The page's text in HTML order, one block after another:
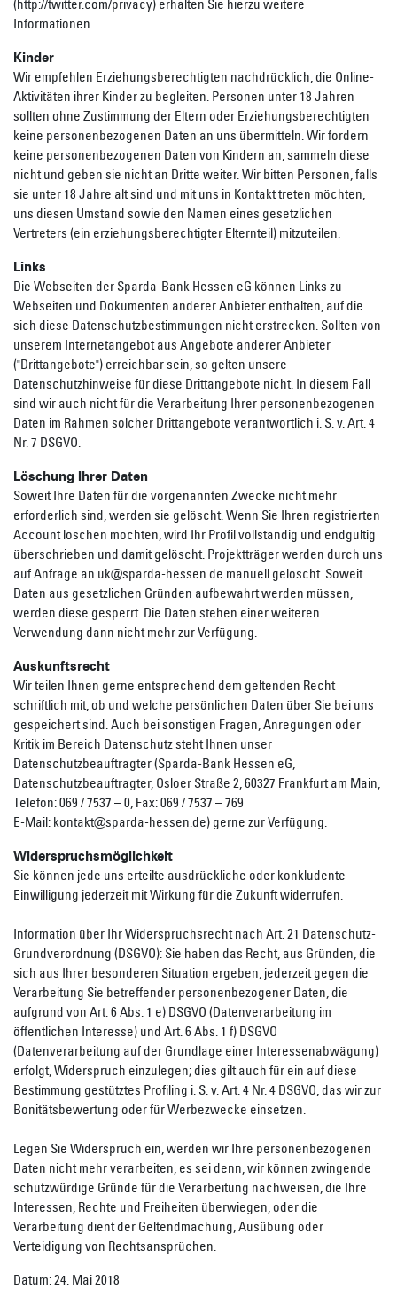
(http://twitter.com/privacy) erhalten Sie hierzu weitere
Informationen.
Kinder
Wir empfehlen Erziehungsberechtigten nachdrücklich, die Online-
Aktivitäten ihrer Kinder zu begleiten. Personen unter 18 Jahren
sollten ohne Zustimmung der Eltern oder Erziehungsberechtigten
keine personenbezogenen Daten an uns übermitteln. Wir fordern
keine personenbezogenen Daten von Kindern an, sammeln diese
nicht und geben sie nicht an Dritte weiter. Wir bitten Personen, falls
sie unter 18 Jahre alt sind und mit uns in Kontakt treten möchten,
uns diesen Umstand sowie den Namen eines gesetzlichen
Vertreters (ein erziehungsberechtigter Elternteil) mitzuteilen.
Links
Die Webseiten der Sparda-Bank Hessen eG können Links zu
Webseiten und Dokumenten anderer Anbieter enthalten, auf die
sich diese Datenschutzbestimmungen nicht erstrecken. Sollten von
unserem Internetangebot aus Angebote anderer Anbieter
("Drittangebote") erreichbar sein, so gelten unsere
Datenschutzhinweise für diese Drittangebote nicht. In diesem Fall
sind wir auch nicht für die Verarbeitung Ihrer personenbezogenen
Daten im Rahmen solcher Drittangebote verantwortlich i. S. v. Art. 4
Nr. 7 DSGVO.
Löschung Ihrer Daten
Soweit Ihre Daten für die vorgenannten Zwecke nicht mehr
erforderlich sind, werden sie gelöscht. Wenn Sie Ihren registrierten
Account löschen möchten, wird Ihr Profil vollständig und endgültig
überschrieben und damit gelöscht. Projektträger werden durch uns
auf Anfrage an uk@sparda-hessen.de manuell gelöscht. Soweit
Daten aus gesetzlichen Gründen aufbewahrt werden müssen,
werden diese gesperrt. Die Daten stehen einer weiteren
Verwendung dann nicht mehr zur Verfügung.
Auskunftsrecht
Wir teilen Ihnen gerne entsprechend dem geltenden Recht
schriftlich mit, ob und welche persönlichen Daten über Sie bei uns
gespeichert sind. Auch bei sonstigen Fragen, Anregungen oder
Kritik im Bereich Datenschutz steht Ihnen unser
Datenschutzbeauftragter (Sparda-Bank Hessen eG,
Datenschutzbeauftragter, Osloer Straße 2, 60327 Frankfurt am Main,
Telefon: 069 / 7537 – 0, Fax: 069 / 7537 – 769
E-Mail: kontakt@sparda-hessen.de) gerne zur Verfügung.
Widerspruchsmöglichkeit
Sie können jede uns erteilte ausdrückliche oder konkludente
Einwilligung jederzeit mit Wirkung für die Zukunft widerrufen.
Information über Ihr Widerspruchsrecht nach Art. 21 Datenschutz-
Grundverordnung (DSGVO): Sie haben das Recht, aus Gründen, die
sich aus Ihrer besonderen Situation ergeben, jederzeit gegen die
Verarbeitung Sie betreffender personenbezogener Daten, die
aufgrund von Art. 6 Abs. 1 e) DSGVO (Datenverarbeitung im
öffentlichen Interesse) und Art. 6 Abs. 1 f) DSGVO
(Datenverarbeitung auf der Grundlage einer Interessenabwägung)
erfolgt, Widerspruch einzulegen; dies gilt auch für ein auf diese
Bestimmung gestütztes Profiling i. S. v. Art. 4 Nr. 4 DSGVO, das wir zur
Bonitätsbewertung oder für Werbezwecke einsetzen.
Legen Sie Widerspruch ein, werden wir Ihre personenbezogenen
Daten nicht mehr verarbeiten, es sei denn, wir können zwingende
schutzwürdige Gründe für die Verarbeitung nachweisen, die Ihre
Interessen, Rechte und Freiheiten überwiegen, oder die
Verarbeitung dient der Geltendmachung, Ausübung oder
Verteidigung von Rechtsansprüchen.
Datum: 24. Mai 2018